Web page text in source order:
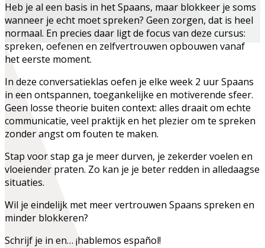
Heb je al een basis in het Spaans, maar blokkeer je soms
wanneer je echt moet spreken? Geen zorgen, dat is heel
normaal. En precies daar ligt de focus van deze cursus:
spreken, oefenen en zelfvertrouwen opbouwen vanaf
het eerste moment.
In deze conversatieklas oefen je elke week 2 uur Spaans
in een ontspannen, toegankelijke en motiverende sfeer.
Geen losse theorie buiten context: alles draait om echte
communicatie, veel praktijk en het plezier om te spreken
zonder angst om fouten te maken.
Stap voor stap ga je meer durven, je zekerder voelen en
vloeiender praten. Zo kan je je beter redden in alledaagse
situaties.
Wil je eindelijk met meer vertrouwen Spaans spreken en
minder blokkeren?
Schrijf je in en… ¡hablemos español!